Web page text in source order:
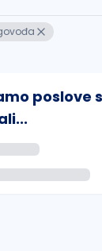
poslove